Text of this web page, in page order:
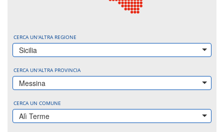
CERCA UN'ALTRA REGIONE
Sicilia
CERCA UN'ALTRA PROVINCIA
Messina
CERCA UN COMUNE
Alì Terme